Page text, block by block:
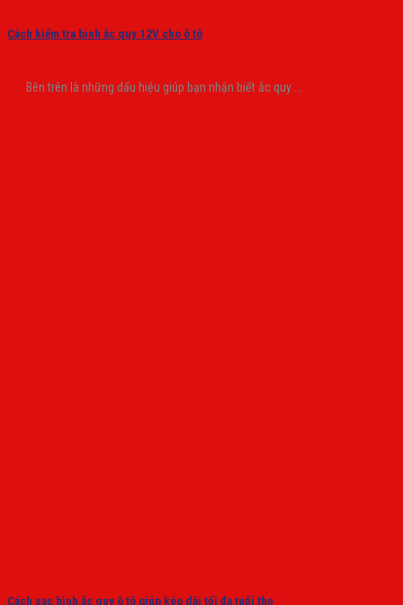
Cách kiểm tra bình ắc quy 12V cho ô tô
Bên trên là những dấu hiệu giúp bạn nhận biết ắc quy ...
Cách sạc bình ắc quy ô tô giúp kéo dài tối đa tuổi thọ